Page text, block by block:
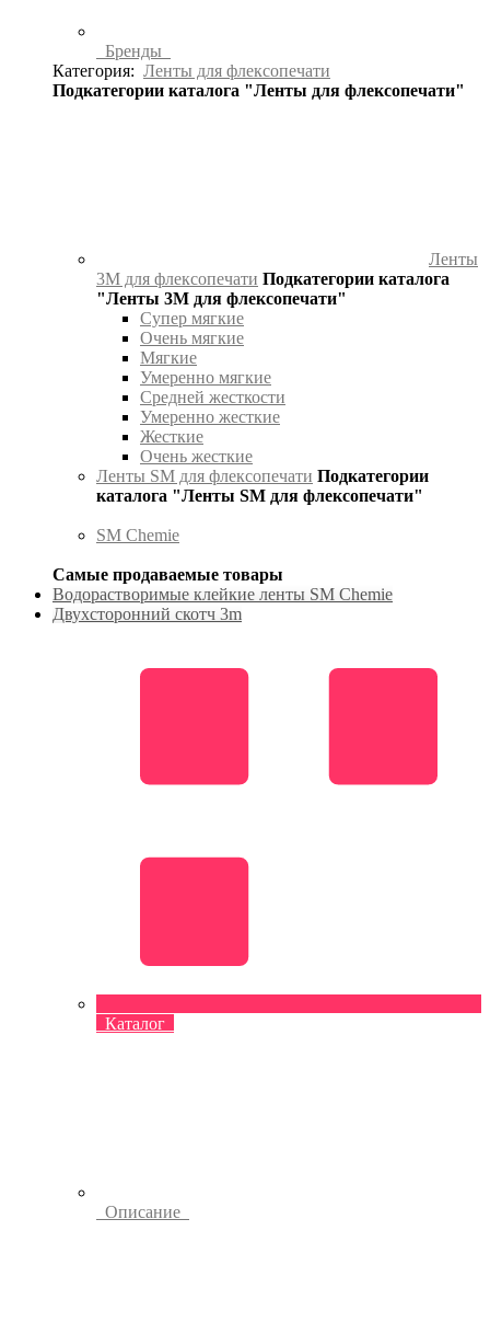
Бренды
Категория: Ленты для флексопечати
Подкатегории каталога "Ленты для флексопечати"
Ленты
3М для флексопечати Подкатегории каталога
"Ленты 3М для флексопечати"
Супер мягкие
Очень мягкие
Мягкие
Умеренно мягкие
Средней жесткости
Умеренно жесткие
Жесткие
Очень жесткие
Ленты SM для флексопечати Подкатегории
каталога "Ленты SM для флексопечати"
SM Chemie
Самые продаваемые товары
Водорастворимые клейкие ленты SM Chemie
Двухсторонний скотч 3m
Каталог
Описание